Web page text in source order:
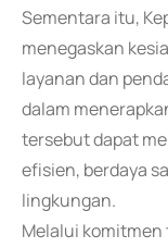
Sementara itu,
menegaskan
layanan dan
dalam
tersebut dapat
efisien, berdaya
lingkungan.
Melalui komitmen